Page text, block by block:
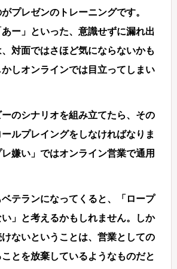
プレゼンのトレーニングです。
あー」といった、意識せずに漏れ出
対面ではさほど気にならないかも
しオンラインでは目立ってしまい
のシナリオを組み立てたら、その
ルプレイングをしなければなりま
嫌い」ではオンライン営業で通用
テランになってくると、「ロープ
」と考えるかもしれません。しか
ないということは、営業としての
とを放棄しているようなものだと